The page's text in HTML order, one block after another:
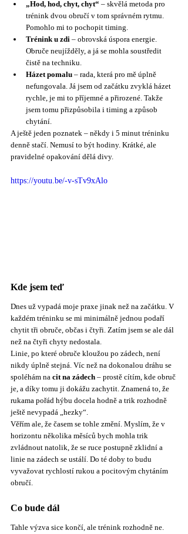
„Hod, hod, chyt, chyt“ – skvělá metoda pro
trénink dvou obručí v tom správném rytmu.
Pomohlo mi to pochopit timing.
Trénink u zdi – obrovská úspora energie.
Obruče neujížděly, a já se mohla soustředit
čistě na techniku.
Házet pomalu – rada, která pro mě úplně
nefungovala. Já jsem od začátku zvyklá házet
rychle, je mi to příjemné a přirozené. Takže
jsem tomu přizpůsobila i timing a způsob
chytání.
A ještě jeden poznatek – někdy i 5 minut tréninku
denně stačí. Nemusí to být hodiny. Krátké, ale
pravidelné opakování dělá divy.
https://youtu.be/-v-sTv9xAlo
Kde jsem teď
Dnes už vypadá moje praxe jinak než na začátku. V
každém tréninku se mi minimálně jednou podaří
chytit tři obruče, občas i čtyři. Zatím jsem se ale dál
než na čtyři chyty nedostala.
Linie, po které obruče kloužou po zádech, není
nikdy úplně stejná. Víc než na dokonalou dráhu se
spoléhám na cit na zádech – prostě cítím, kde obruč
je, a díky tomu ji dokážu zachytit. Znamená to, že
rukama pořád hýbu docela hodně a trik rozhodně
ještě nevypadá „hezky“.
Věřím ale, že časem se tohle změní. Myslím, že v
horizontu několika měsíců bych mohla trik
zvládnout natolik, že se ruce postupně zklidní a
linie na zádech se ustálí. Do té doby to budu
vyvažovat rychlostí rukou a pocitovým chytáním
obručí.
Co bude dál
Tahle výzva sice končí, ale trénink rozhodně ne.